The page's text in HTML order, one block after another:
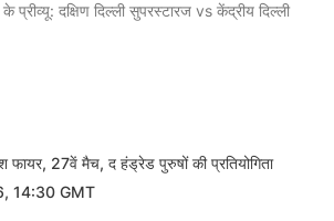
प्रीव्यू: दक्षिण दिल्ली सुपरस्टारज vs केंद्रीय दिल्ली
फायर, 27वें मैच, द हंड्रेड पुरुषों की प्रतियोगिता
14:30 GMT